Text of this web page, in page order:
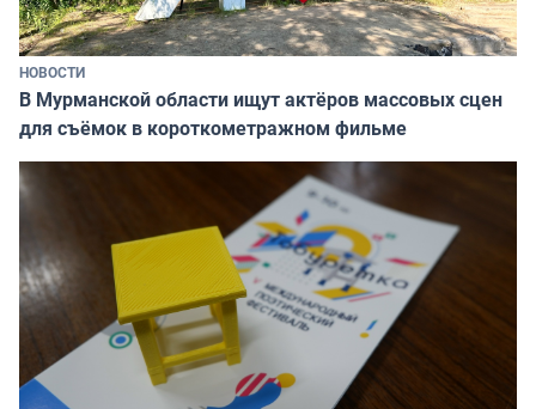
НОВОСТИ
В Мурманской области ищут актёров массовых сцен
для съёмок в короткометражном фильме